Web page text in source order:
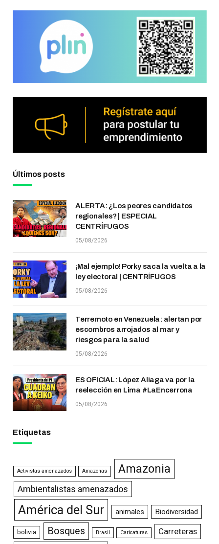
Últimos posts
ALERTA: ¿Los peores candidatos
regionales? | ESPECIAL
CENTRÍFUGOS
05/08/2026
¡Mal ejemplo! Porky saca la vuelta a la
ley electoral | CENTRÍFUGOS
05/08/2026
Terremoto en Venezuela: alertan por
escombros arrojados al mar y
riesgos para la salud
05/08/2026
ES OFICIAL: López Aliaga va por la
reelección en Lima #LaEncerrona
05/08/2026
Etiquetas
Activistas amenazados Amazonas Amazonia
Ambientalistas amenazados
América del Sur animales Biodiversidad
bolivia Bosques Brasil Caricaturas Carreteras